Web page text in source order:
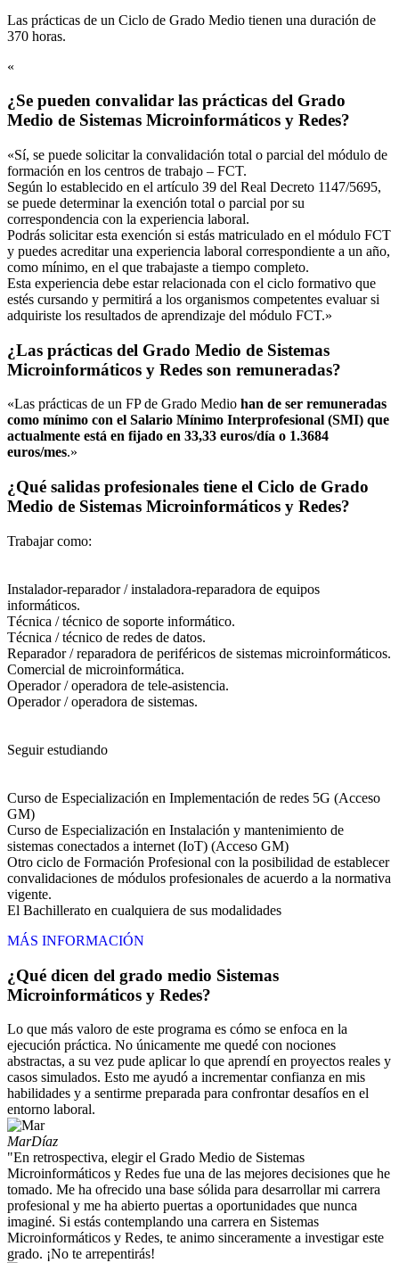
Las prácticas de un Ciclo de Grado Medio tienen una duración de
370 horas.
«
¿Se pueden convalidar las prácticas del Grado
Medio de Sistemas Microinformáticos y Redes?
«Sí, se puede solicitar la convalidación total o parcial del módulo de
formación en los centros de trabajo – FCT.
Según lo establecido en el artículo 39 del Real Decreto 1147/5695,
se puede determinar la exención total o parcial por su
correspondencia con la experiencia laboral.
Podrás solicitar esta exención si estás matriculado en el módulo FCT
y puedes acreditar una experiencia laboral correspondiente a un año,
como mínimo, en el que trabajaste a tiempo completo.
Esta experiencia debe estar relacionada con el ciclo formativo que
estés cursando y permitirá a los organismos competentes evaluar si
adquiriste los resultados de aprendizaje del módulo FCT.»
¿Las prácticas del Grado Medio de Sistemas
Microinformáticos y Redes son remuneradas?
«Las prácticas de un FP de Grado Medio han de ser remuneradas
como mínimo con el Salario Mínimo Interprofesional (SMI) que
actualmente está en fijado en 33,33 euros/día o 1.3684
euros/mes.»
¿Qué salidas profesionales tiene el Ciclo de Grado
Medio de Sistemas Microinformáticos y Redes?
Trabajar como:
Instalador-reparador / instaladora-reparadora de equipos
informáticos.
Técnica / técnico de soporte informático.
Técnica / técnico de redes de datos.
Reparador / reparadora de periféricos de sistemas microinformáticos.
Comercial de microinformática.
Operador / operadora de tele-asistencia.
Operador / operadora de sistemas.
Seguir estudiando
Curso de Especialización en Implementación de redes 5G (Acceso
GM)
Curso de Especialización en Instalación y mantenimiento de
sistemas conectados a internet (IoT) (Acceso GM)
Otro ciclo de Formación Profesional con la posibilidad de establecer
convalidaciones de módulos profesionales de acuerdo a la normativa
vigente.
El Bachillerato en cualquiera de sus modalidades
MÁS INFORMACIÓN
¿Qué dicen del grado medio Sistemas
Microinformáticos y Redes?
Lo que más valoro de este programa es cómo se enfoca en la
ejecución práctica. No únicamente me quedé con nociones
abstractas, a su vez pude aplicar lo que aprendí en proyectos reales y
casos simulados. Esto me ayudó a incrementar confianza en mis
habilidades y a sentirme preparada para confrontar desafíos en el
entorno laboral.
MarDíaz
"En retrospectiva, elegir el Grado Medio de Sistemas
Microinformáticos y Redes fue una de las mejores decisiones que he
tomado. Me ha ofrecido una base sólida para desarrollar mi carrera
profesional y me ha abierto puertas a oportunidades que nunca
imaginé. Si estás contemplando una carrera en Sistemas
Microinformáticos y Redes, te animo sinceramente a investigar este
grado. ¡No te arrepentirás!